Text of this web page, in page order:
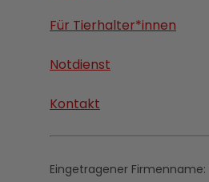
Für Tierhalter*innen
Notdienst
Kontakt
Eingetragener Firmenname: